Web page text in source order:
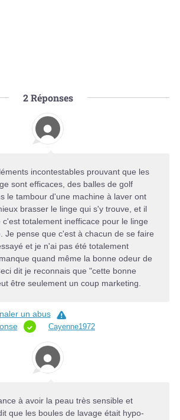
2Réponses
incontestables prouvant que les
sont efficaces, des balles de golf
le tambour d'une machine à laver ont
brasser le linge qui s'y trouve, et il
totalement inefficace pour le linge
Je pense que c'est à chacun de se faire
et je n'ai pas été totalement
quand même la bonne odeur de
dit je reconnais que "cette bonne
être seulement un coup marketing.
un abus
Cayenne1972
à avoir la peau très sensible et
que les boules de lavage était hypo-